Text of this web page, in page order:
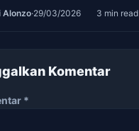
Bulgaria di FIFA Series
Alonzo·29/03/2026 3 min read
Komentar
*